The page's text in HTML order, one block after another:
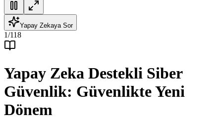
Yapay Zekaya Sor
1/118
Yapay Zeka Destekli Siber
Güvenlik: Güvenlikte Yeni
Dönem